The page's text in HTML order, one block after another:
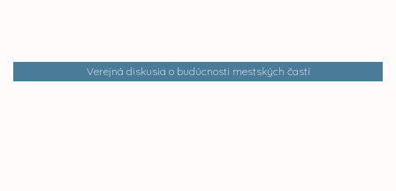
Verejná diskusia o budúcnosti mestských častí